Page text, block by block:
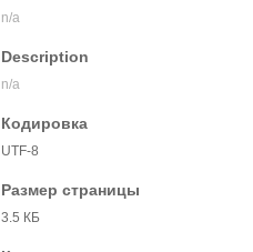
n/a
Description
n/a
Кодировка
UTF-8
Размер страницы
3.5 КБ